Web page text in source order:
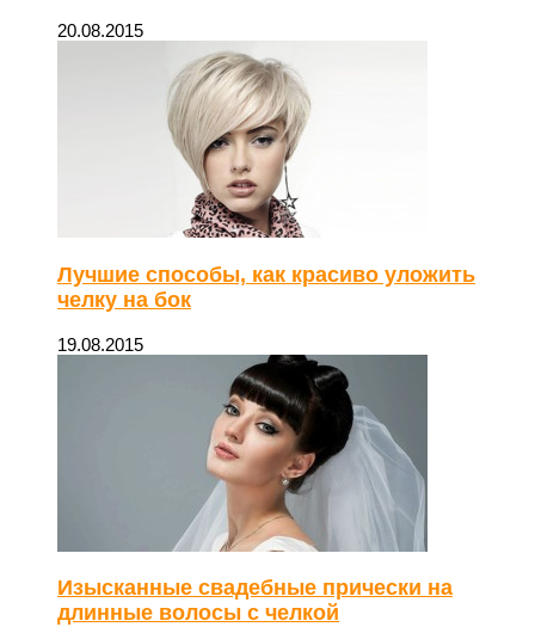
20.08.2015
Лучшие способы, как красиво уложить
челку на бок
19.08.2015
Изысканные свадебные прически на
длинные волосы с челкой